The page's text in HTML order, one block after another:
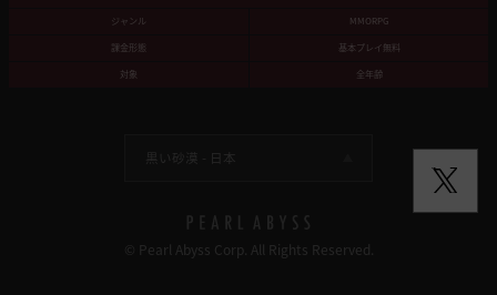
ジャンル
MMORPG
課金形態
基本プレイ無料
対象
全年齢
黒い砂漠 - 日本
© Pearl Abyss Corp. All Rights Reserved.